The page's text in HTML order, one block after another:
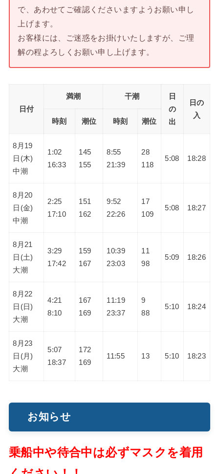
で、あわせてご確認くださいますようお願い申し
上げます。
お客様には、ご迷惑をお掛けいたしますが、ご理
解の程よろしくお願い申し上げます。
日付
満潮 干潮
日
の
出
日の
入
時刻 潮位 時刻 潮位
8月19
日(木)
中潮
1:02
16:33
145
155
8:55
21:39
28
118
5:08 18:28
8月20
日(金)
中潮
2:25
17:10
151
162
9:52
22:26
17
109
5:08 18:27
8月21
日(土)
大潮
3:29
17:42
159
167
10:39
23:03
11
98
5:09 18:26
8月22
日(日)
大潮
4:21
8:10
167
169
11:19
23:37
9
88
5:10 18:24
8月23
日(月)
大潮
5:07
18:37
172
169
11:55 13 5:10 18:23
お知らせ
乗船中や待合中は必ずマスクを着用